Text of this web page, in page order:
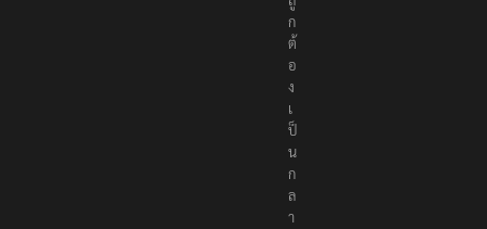
ก
ต้
อ
ง
เ
ป็
น
ก
ล
า